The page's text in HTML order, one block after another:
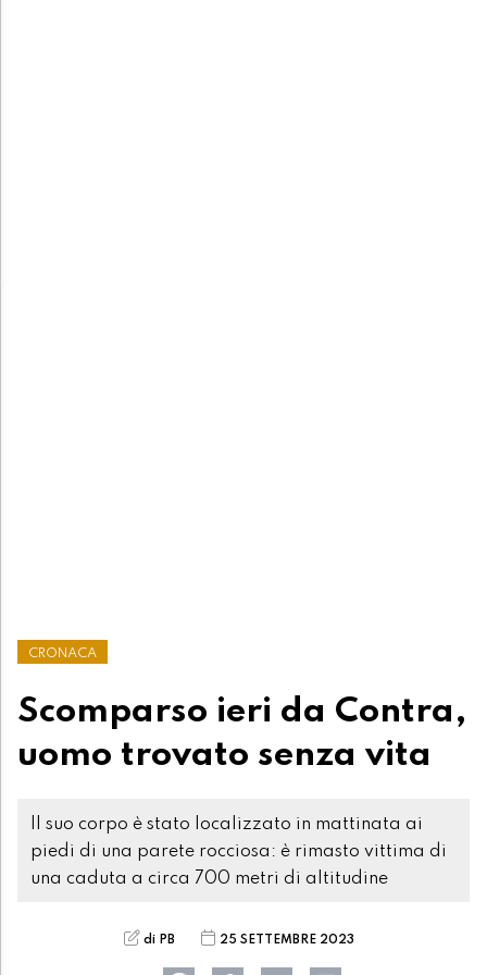
CRONACA
Scomparso ieri da Contra,
uomo trovato senza vita
Il suo corpo è stato localizzato in mattinata ai
piedi di una parete rocciosa: è rimasto vittima di
una caduta a circa 700 metri di altitudine
di PB 25 SETTEMBRE 2023